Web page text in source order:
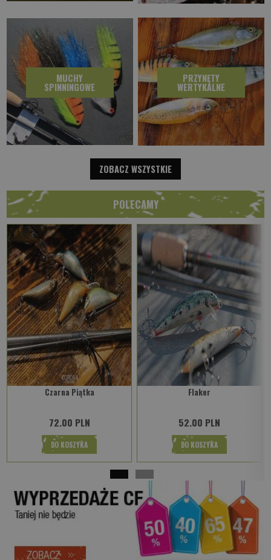
MUCHY
SPINNINGOWE
PRZYNĘTY
WERTYKALNE
ZOBACZ WSZYSTKIE
POLECAMY
Czarna Piątka
72.00 PLN
DO KOSZYKA
Flaker
52.00 PLN
DO KOSZYKA